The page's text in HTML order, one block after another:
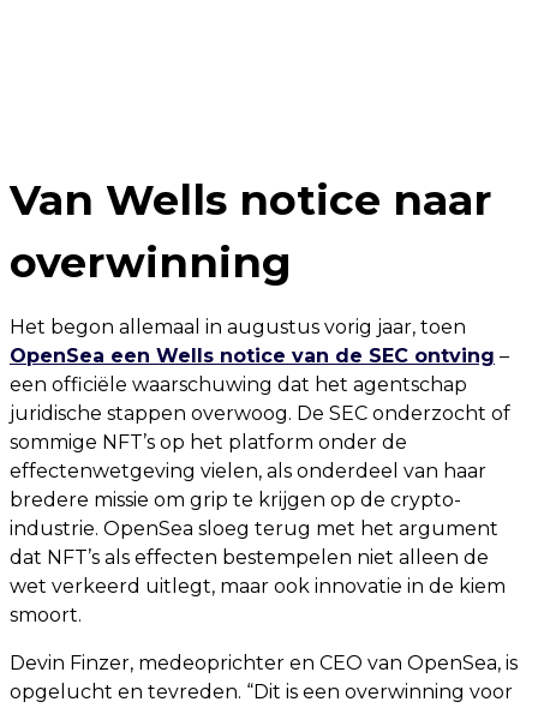
Van Wells notice naar
overwinning
Het begon allemaal in augustus vorig jaar, toen
OpenSea een Wells notice van de SEC ontving –
een officiële waarschuwing dat het agentschap
juridische stappen overwoog. De SEC onderzocht of
sommige NFT’s op het platform onder de
effectenwetgeving vielen, als onderdeel van haar
bredere missie om grip te krijgen op de crypto-
industrie. OpenSea sloeg terug met het argument
dat NFT’s als effecten bestempelen niet alleen de
wet verkeerd uitlegt, maar ook innovatie in de kiem
smoort.
Devin Finzer, medeoprichter en CEO van OpenSea, is
opgelucht en tevreden. “Dit is een overwinning voor